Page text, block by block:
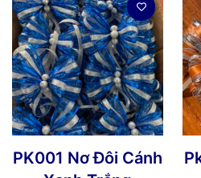
PK001 Nơ Đôi Cánh